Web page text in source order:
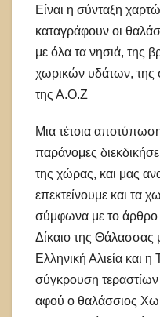
Είναι η σύνταξη
καταγράφουν οι
με όλα τα νησιά, της
χωρικών υδάτων, της
της Α.Ο.Ζ
Μια τέτοια
παράνομες
της χώρας, και μας
επεκτείνουμε και τα
σύμφωνα με το άρθρο
Δίκαιο της Θάλασσας
Ελληνική Αλιεία και
σύγκρουση
αφού ο θαλάσσιος